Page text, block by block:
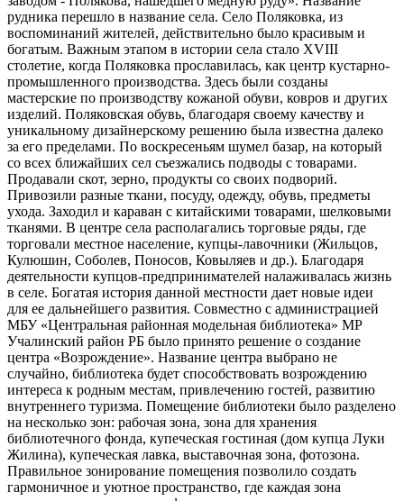
рудника перешло в название села. Село Поляковка, из
воспоминаний жителей, действительно было красивым и
богатым. Важным этапом в истории села стало XVIII
столетие, когда Поляковка прославилась, как центр кустарно-
промышленного производства. Здесь были созданы
мастерские по производству кожаной обуви, ковров и других
изделий. Поляковская обувь, благодаря своему качеству и
уникальному дизайнерскому решению была известна далеко
за его пределами. По воскресеньям шумел базар, на который
со всех ближайших сел съезжались подводы с товарами.
Продавали скот, зерно, продукты со своих подворий.
Привозили разные ткани, посуду, одежду, обувь, предметы
ухода. Заходил и караван с китайскими товарами, шелковыми
тканями. В центре села располагались торговые ряды, где
торговали местное население, купцы-лавочники (Жильцов,
Кулюшин, Соболев, Поносов, Ковыляев и др.). Благодаря
деятельности купцов-предпринимателей налаживалась жизнь
в селе. Богатая история данной местности дает новые идеи
для ее дальнейшего развития. Совместно с администрацией
МБУ «Центральная районная модельная библиотека» МР
Учалинский район РБ было принято решение о создание
центра «Возрождение». Название центра выбрано не
случайно, библиотека будет способствовать возрождению
интереса к родным местам, привлечению гостей, развитию
внутреннего туризма. Помещение библиотеки было разделено
на несколько зон: рабочая зона, зона для хранения
библиотечного фонда, купеческая гостиная (дом купца Луки
Жилина), купеческая лавка, выставочная зона, фотозона.
Правильное зонирование помещения позволило создать
гармоничное и уютное пространство, где каждая зона